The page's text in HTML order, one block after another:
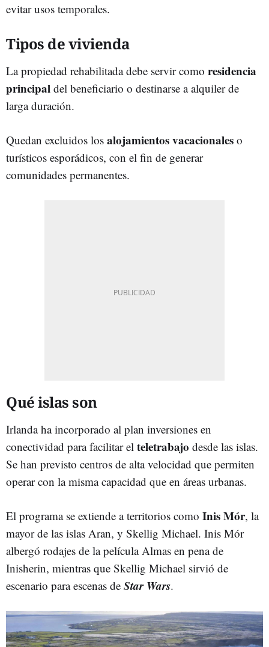
evitar usos temporales.
Tipos de vivienda
La propiedad rehabilitada debe servir como residencia
principal del beneficiario o destinarse a alquiler de
larga duración.
Quedan excluidos los alojamientos vacacionales o
turísticos esporádicos, con el fin de generar
comunidades permanentes.
Qué islas son
Irlanda ha incorporado al plan inversiones en
conectividad para facilitar el teletrabajo desde las islas.
Se han previsto centros de alta velocidad que permiten
operar con la misma capacidad que en áreas urbanas.
El programa se extiende a territorios como Inis Mór, la
mayor de las islas Aran, y Skellig Michael. Inis Mór
albergó rodajes de la película Almas en pena de
Inisherin, mientras que Skellig Michael sirvió de
escenario para escenas de Star Wars.